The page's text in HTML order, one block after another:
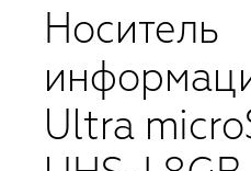
Носитель
Ultra